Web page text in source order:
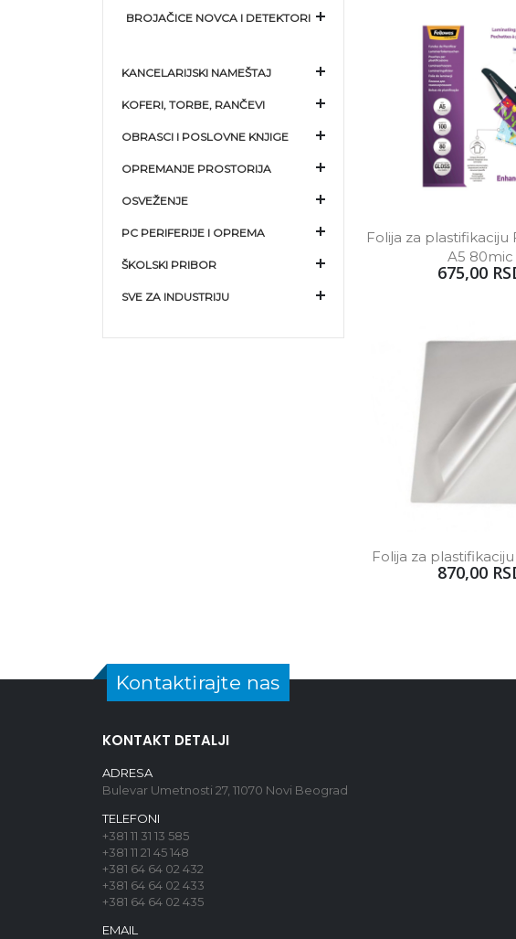
BROJAČICE NOVCA I DETEKTORI
KANCELARIJSKI NAMEŠTAJ
KOFERI, TORBE, RANČEVI
OBRASCI I POSLOVNE KNJIGE
OPREMANJE PROSTORIJA
OSVEŽENJE
PC PERIFERIJE I OPREMA
ŠKOLSKI PRIBOR
SVE ZA INDUSTRIJU
Folija za plastifikaciju
A5 80mic
675,00
Folija za
870,00
Kontaktirajte nas
KONTAKT DETALJI
ADRESA
Bulevar Umetnosti 27, 11070 Novi Beograd
TELEFONI
+381 11 31 13 585
+381 11 21 45 148
+381 64 64 02 432
+381 64 64 02 433
+381 64 64 02 435
EMAIL